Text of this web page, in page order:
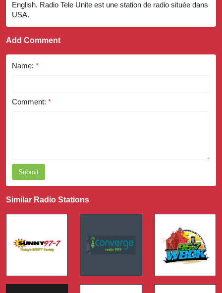
English. Radio Tele Unite est une station de radio située dans
USA.
Add Comment
Name: *
Comment: *
Submit
Similar Radio Stations